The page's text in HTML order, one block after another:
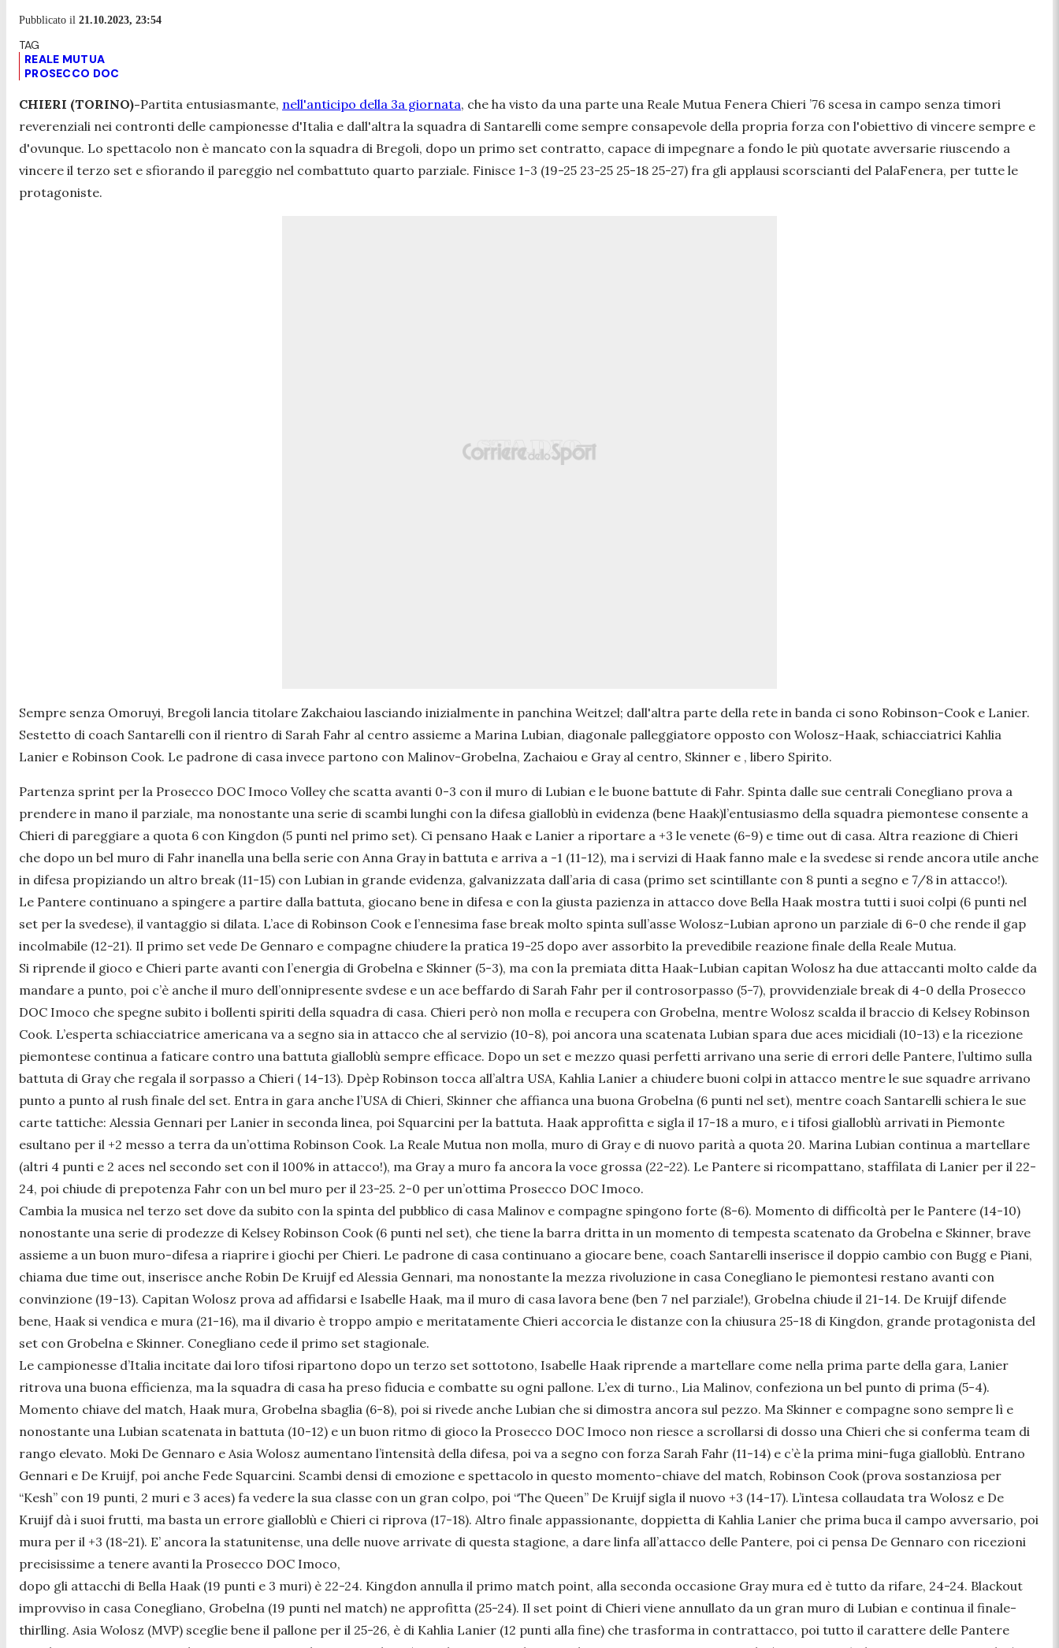
Pubblicato il 21.10.2023, 23:54
REALE MUTUA
PROSECCO DOC
CHIERI (TORINO)-Partita entusiasmante, nell'anticipo della 3a giornata, che ha visto da una parte una Reale Mutua Fenera Chieri ’76 scesa in campo senza timori
reverenziali nei contronti delle campionesse d'Italia e dall'altra la squadra di Santarelli come sempre consapevole della propria forza con l'obiettivo di vincere sempre e
d'ovunque. Lo spettacolo non è mancato con la squadra di Bregoli, dopo un primo set contratto, capace di impegnare a fondo le più quotate avversarie riuscendo a
vincere il terzo set e sfiorando il pareggio nel combattuto quarto parziale. Finisce 1-3 (19-25 23-25 25-18 25-27) fra gli applausi scorscianti del PalaFenera, per tutte le
protagoniste.
Sempre senza Omoruyi, Bregoli lancia titolare Zakchaiou lasciando inizialmente in panchina Weitzel; dall'altra parte della rete in banda ci sono Robinson-Cook e Lanier.
Sestetto di coach Santarelli con il rientro di Sarah Fahr al centro assieme a Marina Lubian, diagonale palleggiatore opposto con Wolosz-Haak, schiacciatrici Kahlia
Lanier e Robinson Cook. Le padrone di casa invece partono con Malinov-Grobelna, Zachaiou e Gray al centro, Skinner e , libero Spirito.
Partenza sprint per la Prosecco DOC Imoco Volley che scatta avanti 0-3 con il muro di Lubian e le buone battute di Fahr. Spinta dalle sue centrali Conegliano prova a
prendere in mano il parziale, ma nonostante una serie di scambi lunghi con la difesa gialloblù in evidenza (bene Haak)l’entusiasmo della squadra piemontese consente a
Chieri di pareggiare a quota 6 con Kingdon (5 punti nel primo set). Ci pensano Haak e Lanier a riportare a +3 le venete (6-9) e time out di casa. Altra reazione di Chieri
che dopo un bel muro di Fahr inanella una bella serie con Anna Gray in battuta e arriva a -1 (11-12), ma i servizi di Haak fanno male e la svedese si rende ancora utile anche
in difesa propiziando un altro break (11-15) con Lubian in grande evidenza, galvanizzata dall’aria di casa (primo set scintillante con 8 punti a segno e 7/8 in attacco!).
Le Pantere continuano a spingere a partire dalla battuta, giocano bene in difesa e con la giusta pazienza in attacco dove Bella Haak mostra tutti i suoi colpi (6 punti nel
set per la svedese), il vantaggio si dilata. L’ace di Robinson Cook e l’ennesima fase break molto spinta sull’asse Wolosz-Lubian aprono un parziale di 6-0 che rende il gap
incolmabile (12-21). Il primo set vede De Gennaro e compagne chiudere la pratica 19-25 dopo aver assorbito la prevedibile reazione finale della Reale Mutua.
Si riprende il gioco e Chieri parte avanti con l’energia di Grobelna e Skinner (5-3), ma con la premiata ditta Haak-Lubian capitan Wolosz ha due attaccanti molto calde da
mandare a punto, poi c’è anche il muro dell’onnipresente svdese e un ace beffardo di Sarah Fahr per il controsorpasso (5-7), provvidenziale break di 4-0 della Prosecco
DOC Imoco che spegne subito i bollenti spiriti della squadra di casa. Chieri però non molla e recupera con Grobelna, mentre Wolosz scalda il braccio di Kelsey Robinson
Cook. L’esperta schiacciatrice americana va a segno sia in attacco che al servizio (10-8), poi ancora una scatenata Lubian spara due aces micidiali (10-13) e la ricezione
piemontese continua a faticare contro una battuta gialloblù sempre efficace. Dopo un set e mezzo quasi perfetti arrivano una serie di errori delle Pantere, l’ultimo sulla
battuta di Gray che regala il sorpasso a Chieri ( 14-13). Dpèp Robinson tocca all’altra USA, Kahlia Lanier a chiudere buoni colpi in attacco mentre le sue squadre arrivano
punto a punto al rush finale del set. Entra in gara anche l’USA di Chieri, Skinner che affianca una buona Grobelna (6 punti nel set), mentre coach Santarelli schiera le sue
carte tattiche: Alessia Gennari per Lanier in seconda linea, poi Squarcini per la battuta. Haak approfitta e sigla il 17-18 a muro, e i tifosi gialloblù arrivati in Piemonte
esultano per il +2 messo a terra da un’ottima Robinson Cook. La Reale Mutua non molla, muro di Gray e di nuovo parità a quota 20. Marina Lubian continua a martellare
(altri 4 punti e 2 aces nel secondo set con il 100% in attacco!), ma Gray a muro fa ancora la voce grossa (22-22). Le Pantere si ricompattano, staffilata di Lanier per il 22-
24, poi chiude di prepotenza Fahr con un bel muro per il 23-25. 2-0 per un’ottima Prosecco DOC Imoco.
Cambia la musica nel terzo set dove da subito con la spinta del pubblico di casa Malinov e compagne spingono forte (8-6). Momento di difficoltà per le Pantere (14-10)
nonostante una serie di prodezze di Kelsey Robinson Cook (6 punti nel set), che tiene la barra dritta in un momento di tempesta scatenato da Grobelna e Skinner, brave
assieme a un buon muro-difesa a riaprire i giochi per Chieri. Le padrone di casa continuano a giocare bene, coach Santarelli inserisce il doppio cambio con Bugg e Piani,
chiama due time out, inserisce anche Robin De Kruijf ed Alessia Gennari, ma nonostante la mezza rivoluzione in casa Conegliano le piemontesi restano avanti con
convinzione (19-13). Capitan Wolosz prova ad affidarsi e Isabelle Haak, ma il muro di casa lavora bene (ben 7 nel parziale!), Grobelna chiude il 21-14. De Kruijf difende
bene, Haak si vendica e mura (21-16), ma il divario è troppo ampio e meritatamente Chieri accorcia le distanze con la chiusura 25-18 di Kingdon, grande protagonista del
set con Grobelna e Skinner. Conegliano cede il primo set stagionale.
Le campionesse d’Italia incitate dai loro tifosi ripartono dopo un terzo set sottotono, Isabelle Haak riprende a martellare come nella prima parte della gara, Lanier
ritrova una buona efficienza, ma la squadra di casa ha preso fiducia e combatte su ogni pallone. L’ex di turno., Lia Malinov, confeziona un bel punto di prima (5-4).
Momento chiave del match, Haak mura, Grobelna sbaglia (6-8), poi si rivede anche Lubian che si dimostra ancora sul pezzo. Ma Skinner e compagne sono sempre lì e
nonostante una Lubian scatenata in battuta (10-12) e un buon ritmo di gioco la Prosecco DOC Imoco non riesce a scrollarsi di dosso una Chieri che si conferma team di
rango elevato. Moki De Gennaro e Asia Wolosz aumentano l’intensità della difesa, poi va a segno con forza Sarah Fahr (11-14) e c’è la prima mini-fuga gialloblù. Entrano
Gennari e De Kruijf, poi anche Fede Squarcini. Scambi densi di emozione e spettacolo in questo momento-chiave del match, Robinson Cook (prova sostanziosa per
“Kesh” con 19 punti, 2 muri e 3 aces) fa vedere la sua classe con un gran colpo, poi “The Queen” De Kruijf sigla il nuovo +3 (14-17). L’intesa collaudata tra Wolosz e De
Kruijf dà i suoi frutti, ma basta un errore gialloblù e Chieri ci riprova (17-18). Altro finale appassionante, doppietta di Kahlia Lanier che prima buca il campo avversario, poi
mura per il +3 (18-21). E’ ancora la statunitense, una delle nuove arrivate di questa stagione, a dare linfa all’attacco delle Pantere, poi ci pensa De Gennaro con ricezioni
precisissime a tenere avanti la Prosecco DOC Imoco,
dopo gli attacchi di Bella Haak (19 punti e 3 muri) è 22-24. Kingdon annulla il primo match point, alla seconda occasione Gray mura ed è tutto da rifare, 24-24. Blackout
improvviso in casa Conegliano, Grobelna (19 punti nel match) ne approfitta (25-24). Il set point di Chieri viene annullato da un gran muro di Lubian e continua il finale-
thirlling. Asia Wolosz (MVP) sceglie bene il pallone per il 25-26, è di Kahlia Lanier (12 punti alla fine) che trasforma in contrattacco, poi tutto il carattere delle Pantere